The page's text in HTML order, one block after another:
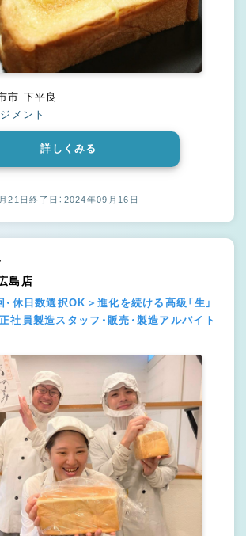
広島県 廿日市市 下平良
メント
詳しくみる
21日終了日：2024年09月16日
島店
休日数選択OK＞進化を続ける高級「生」
社員製造スタッフ・販売・製造アルバイト